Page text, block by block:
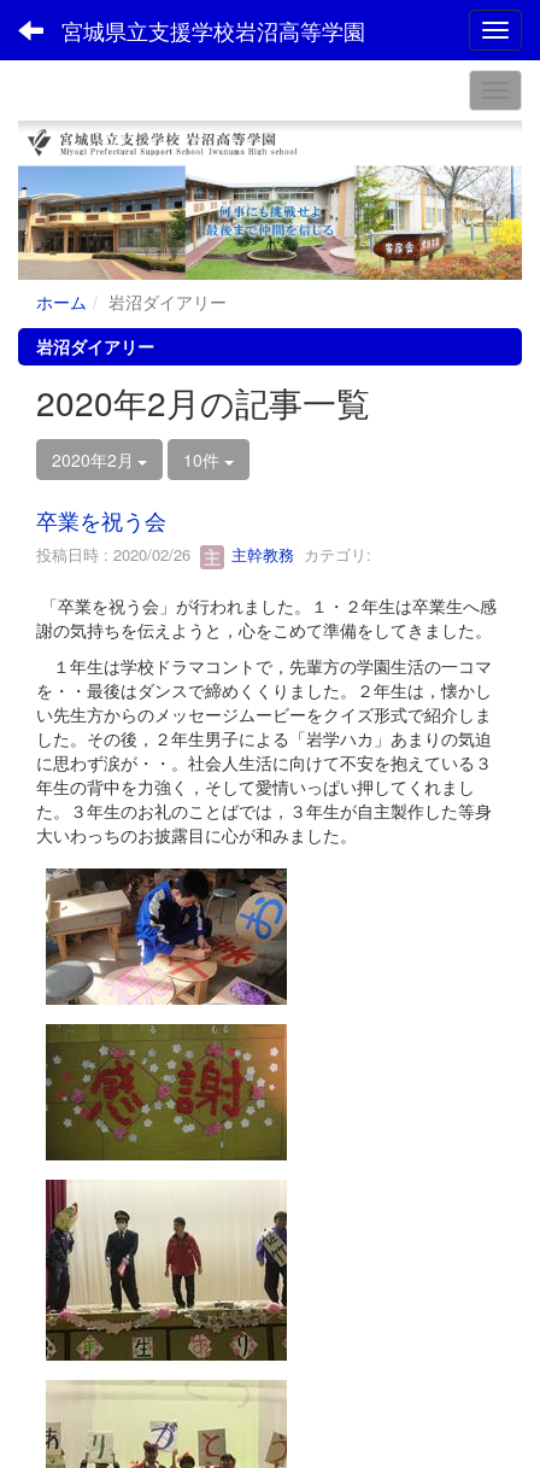
宮城県立支援学校岩沼高等学園
ホーム
岩沼ダイアリー
岩沼ダイアリー
2020年2月の記事一覧
2020年2月 10件
卒業を祝う会
投稿日時 : 2020/02/26 主幹教務 カテゴリ:
「卒業を祝う会」が行われました。１・２年生は卒業生へ感
謝の気持ちを伝えようと，心をこめて準備をしてきました。
１年生は学校ドラマコントで，先輩方の学園生活の一コマ
を・・最後はダンスで締めくくりました。２年生は，懐かし
い先生方からのメッセージムービーをクイズ形式で紹介しま
した。その後，２年生男子による「岩学ハカ」あまりの気迫
に思わず涙が・・。社会人生活に向けて不安を抱えている３
年生の背中を力強く，そして愛情いっぱい押してくれまし
た。３年生のお礼のことばでは，３年生が自主製作した等身
大いわっちのお披露目に心が和みました。